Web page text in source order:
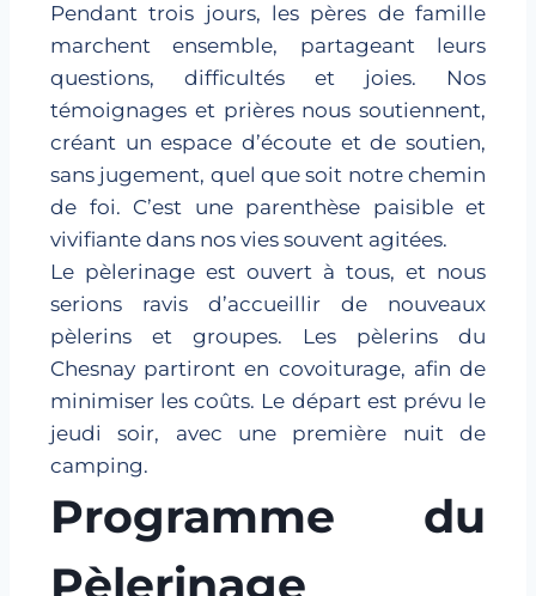
Pendant trois jours, les pères de famille
marchent ensemble, partageant leurs
questions, difficultés et joies. Nos
témoignages et prières nous soutiennent,
créant un espace d’écoute et de soutien,
sans jugement, quel que soit notre chemin
de foi. C’est une parenthèse paisible et
vivifiante dans nos vies souvent agitées.
Le pèlerinage est ouvert à tous, et nous
serions ravis d’accueillir de nouveaux
pèlerins et groupes. Les pèlerins du
Chesnay partiront en covoiturage, afin de
minimiser les coûts. Le départ est prévu le
jeudi soir, avec une première nuit de
camping.
Programme du